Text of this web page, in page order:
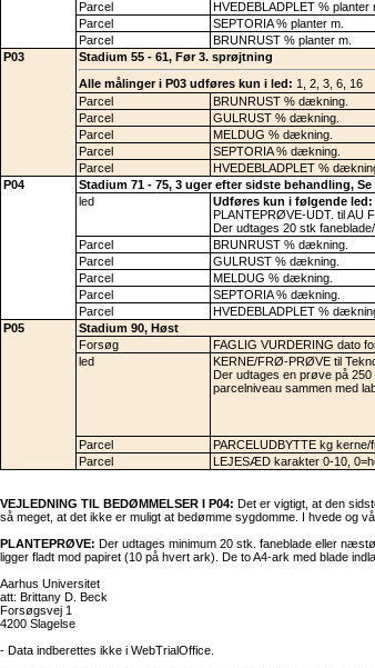
Parcel
HVEDEBLADPLET % planter
Parcel
SEPTORIA % planter m.
Parcel
BRUNRUST % planter m.
P03
Stadium 55 - 61, Før 3. sprøjtning
Alle målinger i P03 udføres kun i led: 1, 2, 3, 6, 16
Parcel
BRUNRUST % dækning.
Parcel
GULRUST % dækning.
Parcel
MELDUG % dækning.
Parcel
SEPTORIA % dækning.
Parcel
HVEDEBLADPLET %
P04
Stadium 71 - 75, 3 uger efter sidste behandling,
led
Udføres kun i følgende led:
PLANTEPRØVE-UDT. til AU
Der udtages 20 stk
Parcel
BRUNRUST % dækning.
Parcel
GULRUST % dækning.
Parcel
MELDUG % dækning.
Parcel
SEPTORIA % dækning.
Parcel
HVEDEBLADPLET %
P05
Stadium 90, Høst
Forsøg
FAGLIG VURDERING dato
led
KERNE/FRØ-PRØVE til
Der udtages en prøve på
parcelniveau sammen med
Parcel
PARCELUDBYTTE kg kerne/
Parcel
LEJESÆD karakter 0-10,
VEJLEDNING TIL BEDØMMELSER I P04: Det er vigtigt, at den
så meget, at det ikke er muligt at bedømme sygdomme. I hvede og
PLANTEPRØVE: Der udtages minimum 20 stk. faneblade eller
ligger fladt mod papiret (10 på hvert ark). De to A4-ark med blade
Aarhus Universitet
att: Brittany D. Beck
Forsøgsvej 1
4200 Slagelse
- Data indberettes ikke i WebTrialOffice.